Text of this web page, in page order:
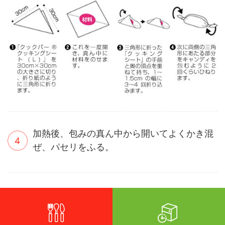
加熱後、包みの真ん中から開いてよくかき混
ぜ、パセリをふる。